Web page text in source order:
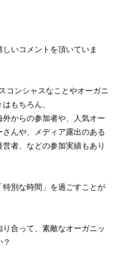
いコメントを頂いていま
コンシャスなことやオーガニ
もちろん、
からの参加者や、人気オー
んや、メディア露出のある
者、などの参加実績もあり
別な時間」を過ごすことが
合って、素敵なオーガニッ